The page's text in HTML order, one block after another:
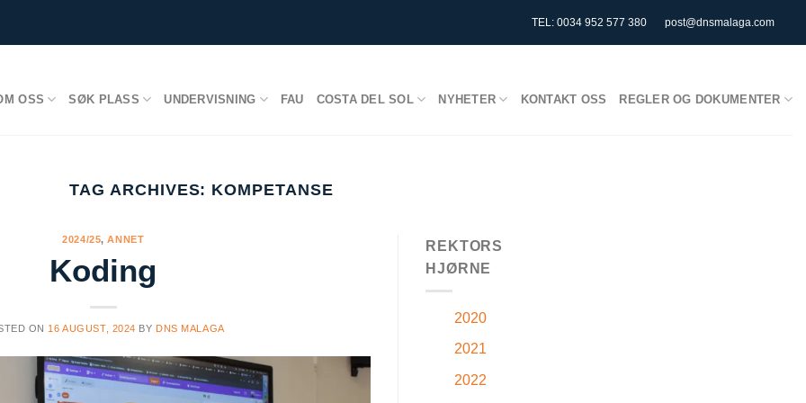
TEL: 0034 952 577 380 post@dnsmalaga.com
OSS SØK PLASS UNDERVISNING FAU COSTA DEL SOL NYHETER KONTAKT OSS REGLER OG DOKUMENTER
TAG ARCHIVES: KOMPETANSE
2024/25,ANNET
Koding
ON 16 AUGUST, 2024 BY DNS MALAGA
REKTORS
HJØRNE
2020
2021
2022